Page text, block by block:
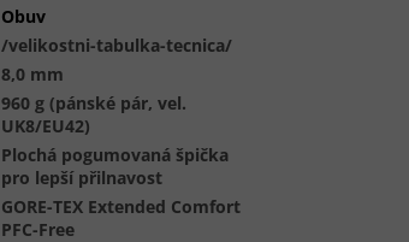
Obuv
/velikostni-tabulka-tecnica/
8,0 mm
960 g (pánské pár, vel.
UK8/EU42)
Plochá pogumovaná špička
pro lepší přilnavost
GORE-TEX Extended Comfort
PFC-Free